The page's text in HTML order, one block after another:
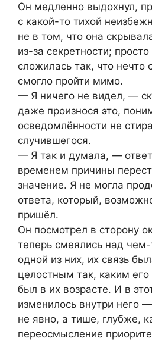
Он медленно выдохнул,
с какой-то тихой
не в том, что она
из-за секретности;
сложилась так, что нечто
смогло пройти мимо.
— Я ничего не видел, —
даже произнося это,
осведомлённости не
случившегося.
— Я так и думала, —
временем причины
значение. Я не могла
ответа, который,
пришёл.
Он посмотрел в сторону
теперь смеялись над
одной из них, их связь
целостным так, каким
был в их возрасте. И в
изменилось внутри него
не явно, а тише, глубже,
переосмысление